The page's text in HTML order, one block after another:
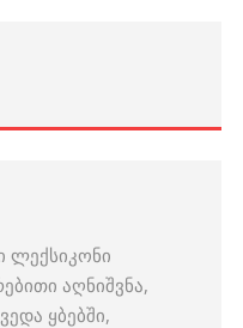
ლექსიკონი
აღნიშვნა,
ყბებში,